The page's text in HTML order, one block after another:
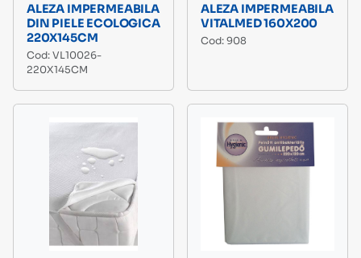
ALEZA IMPERMEABILA
DIN PIELE ECOLOGICA
220X145CM
Cod: VL10026-
220X145CM
ALEZA IMPERMEABILA
VITALMED 160X200
Cod: 908